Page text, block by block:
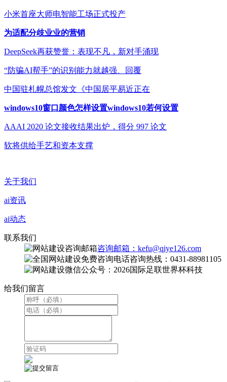
小米首座大师电智能工场正式投产
为适配分歧业业的营销
DeepSeek再获赞誉：表现不凡，新对手涌现
“防骗AI帮手”的识别能力就越强、回覆
中国驻札幌总馆发文《中国居平易近正在
windows10窗口颜色怎样设置windows10若何设置
AAAI 2020 论文接收结果出炉，得分 997 论文
软将供给手艺和资本支撑
关于我们
ai资讯
ai动态
联系我们
咨询邮箱：kefu@qiye126.com
咨询热线：0431-88981105
微信公众号：2026国际足联世界杯科技
给我们留言